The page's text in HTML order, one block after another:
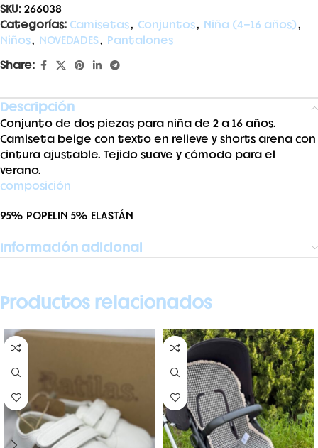
SKU: 266038
Categorías: Camisetas, Conjuntos, Niña (4-16 años),
Niños, NOVEDADES, Pantalones
Share:
Descripción
Conjunto de dos piezas para niña de 2 a 16 años.
Camiseta beige con texto en relieve y shorts arena con
cintura ajustable. Tejido suave y cómodo para el
verano.
composición
95% POPELIN 5% ELASTÁN
Información adicional
Productos relacionados